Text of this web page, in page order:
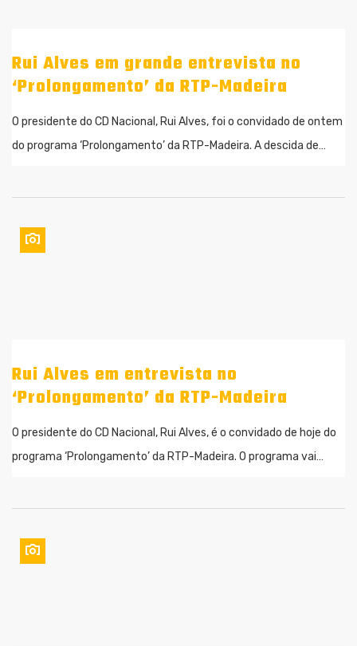
Rui Alves em grande entrevista no
‘Prolongamento’ da RTP-Madeira
O presidente do CD Nacional, Rui Alves, foi o convidado de ontem
do programa ‘Prolongamento’ da RTP-Madeira. A descida de…
Rui Alves em entrevista no
‘Prolongamento’ da RTP-Madeira
O presidente do CD Nacional, Rui Alves, é o convidado de hoje do
programa ‘Prolongamento’ da RTP-Madeira. O programa vai…